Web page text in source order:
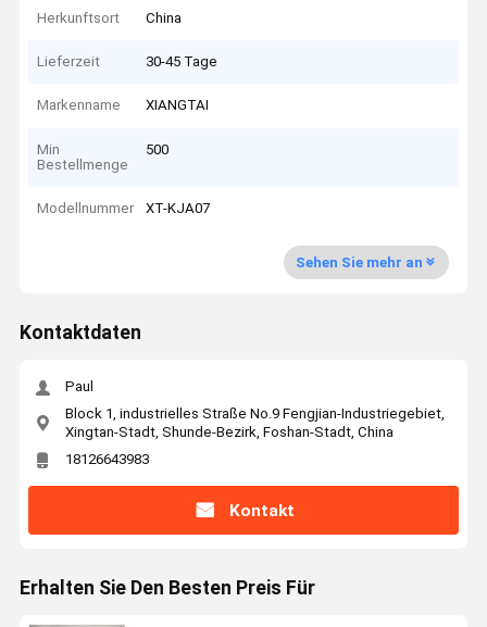
Herkunftsort China
Lieferzeit 30-45 Tage
Markenname XIANGTAI
Min
Bestellmenge
500
Modellnummer XT-KJA07
Sehen Sie mehr an
Kontaktdaten
Paul
Block 1, industrielles Straße No.9 Fengjian-Industriegebiet,
Xingtan-Stadt, Shunde-Bezirk, Foshan-Stadt, China
18126643983
Kontakt
Erhalten Sie Den Besten Preis Für